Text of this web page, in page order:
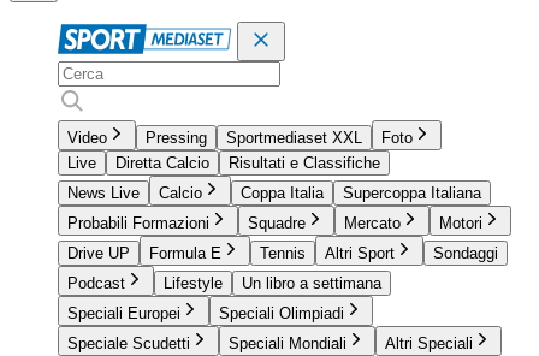
Video Pressing Sportmediaset XXL
Foto
Live
Diretta Calcio
Risultati e Classifiche
News Live
Calcio Coppa Italia
Supercoppa Italiana
Probabili Formazioni
Squadre Mercato
Motori
Drive UP
Formula E Tennis Altri Sport
Sondaggi
Podcast
Lifestyle
Un libro a settimana
Speciali Europei
Speciali Olimpiadi
Speciale Scudetti
Speciali Mondiali Altri Speciali